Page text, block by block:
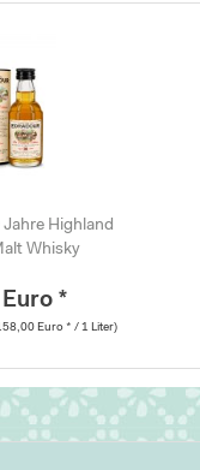
Highland
Whisky
*
Euro * / 1 Liter)